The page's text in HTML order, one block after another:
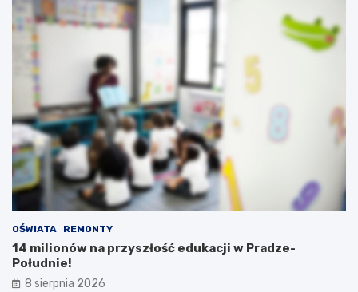
OŚWIATA REMONTY
14 milionów na przyszłość edukacji w Pradze-
Południe!
8 sierpnia 2026